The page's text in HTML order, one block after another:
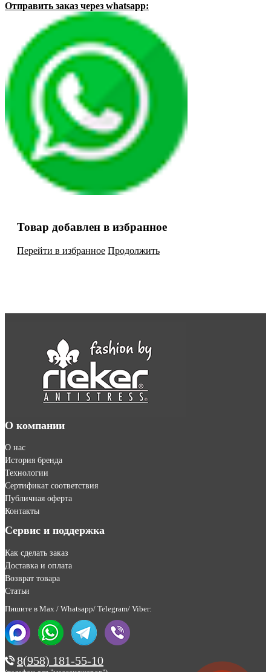
Отправить заказ через whatsapp:
Товар добавлен в избранное
Перейти в избранное Продолжить
О компании
О нас
История бренда
Технологии
Сертификат соответствия
Публичная оферта
Контакты
Сервис и поддержка
Как сделать заказ
Доставка и оплата
Возврат товара
Статьи
Пишите в Max / Whatsapp/ Telegram/ Viber:
8(958) 181-55-10